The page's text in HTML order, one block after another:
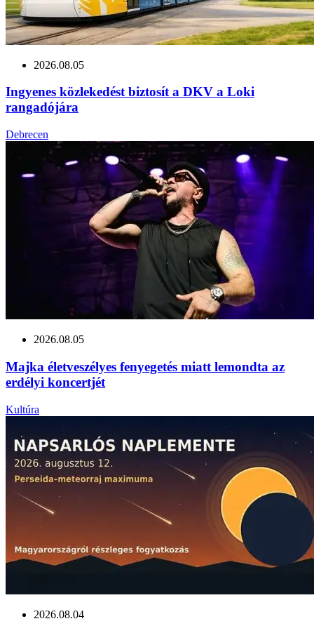
2026.08.05
Ingyenes közlekedést biztosít a DKV a Loki
rangadójára
Debrecen
2026.08.05
Majka életveszélyes fenyegetés miatt lemondta az
erdélyi koncertjét
Kultúra
2026.08.04